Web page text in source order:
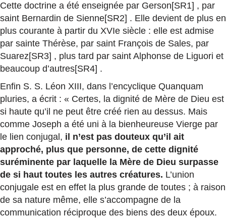
Cette doctrine a été enseignée par Gerson[SR1] , par
saint Bernardin de Sienne[SR2] . Elle devient de plus en
plus courante à partir du XVIe siècle : elle est admise
par sainte Thérèse, par saint François de Sales, par
Suarez[SR3] , plus tard par saint Alphonse de Liguori et
beaucoup d’autres[SR4] .
Enfin S. S. Léon XIII, dans l’encyclique Quanquam
pluries, a écrit : « Certes, la dignité de Mère de Dieu est
si haute qu’il ne peut être créé rien au dessus. Mais
comme Joseph a été uni à la bienheureuse Vierge par
le lien conjugal, il n’est pas douteux qu’il ait
approché, plus que personne, de cette dignité
suréminente par laquelle la Mère de Dieu surpasse
de si haut toutes les autres créatures. L’union
conjugale est en effet la plus grande de toutes ; à raison
de sa nature même, elle s’accompagne de la
communication réciproque des biens des deux époux.